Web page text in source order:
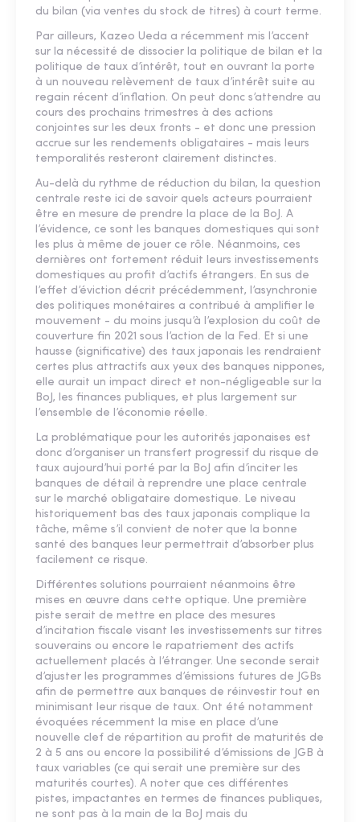
du bilan (via ventes du stock de titres) à court terme.
Par ailleurs, Kazeo Ueda a récemment mis l’accent
sur la nécessité de dissocier la politique de bilan et la
politique de taux d’intérêt, tout en ouvrant la porte
à un nouveau relèvement de taux d’intérêt suite au
regain récent d’inflation. On peut donc s’attendre au
cours des prochains trimestres à des actions
conjointes sur les deux fronts - et donc une pression
accrue sur les rendements obligataires - mais leurs
temporalités resteront clairement distinctes.
Au-delà du rythme de réduction du bilan, la question
centrale reste ici de savoir quels acteurs pourraient
être en mesure de prendre la place de la BoJ. A
l’évidence, ce sont les banques domestiques qui sont
les plus à même de jouer ce rôle. Néanmoins, ces
dernières ont fortement réduit leurs investissements
domestiques au profit d’actifs étrangers. En sus de
l’effet d’éviction décrit précédemment, l’asynchronie
des politiques monétaires a contribué à amplifier le
mouvement - du moins jusqu’à l’explosion du coût de
couverture fin 2021 sous l’action de la Fed. Et si une
hausse (significative) des taux japonais les rendraient
certes plus attractifs aux yeux des banques nippones,
elle aurait un impact direct et non-négligeable sur la
BoJ, les finances publiques, et plus largement sur
l’ensemble de l’économie réelle.
La problématique pour les autorités japonaises est
donc d’organiser un transfert progressif du risque de
taux aujourd’hui porté par la BoJ afin d’inciter les
banques de détail à reprendre une place centrale
sur le marché obligataire domestique. Le niveau
historiquement bas des taux japonais complique la
tâche, même s’il convient de noter que la bonne
santé des banques leur permettrait d’absorber plus
facilement ce risque.
Différentes solutions pourraient néanmoins être
mises en œuvre dans cette optique. Une première
piste serait de mettre en place des mesures
d’incitation fiscale visant les investissements sur titres
souverains ou encore le rapatriement des actifs
actuellement placés à l’étranger. Une seconde serait
d’ajuster les programmes d’émissions futures de JGBs
afin de permettre aux banques de réinvestir tout en
minimisant leur risque de taux. Ont été notamment
évoquées récemment la mise en place d’une
nouvelle clef de répartition au profit de maturités de
2 à 5 ans ou encore la possibilité d’émissions de JGB à
taux variables (ce qui serait une première sur des
maturités courtes). A noter que ces différentes
pistes, impactantes en termes de finances publiques,
ne sont pas à la main de la BoJ mais du